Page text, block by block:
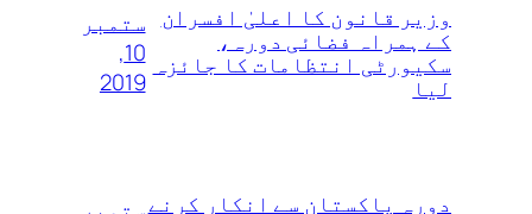
وزیر قانون کا اعلیٰ‌ افسران
کے ہمراہ فضائی دورہ،
سکیورٹی انتظامات کا جائزہ
لیا
ستمبر
10,
2019
دورہ پاکستان سے انکار کرنے